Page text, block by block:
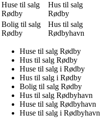
Huse til salg
Rødby
Hus til salg
Rødby
Bolig til salg
Rødby
Hus til salg
Rødbyhavn
Huse til salg Rødby
Hus til salg Rødby
Huse til salg i Rødby
Hus til salg i Rødby
Bolig til salg Rødby
Hus til salg Rødbyhavn
Huse til salg Rødbyhavn
Huse til salg i Rødbyhavn